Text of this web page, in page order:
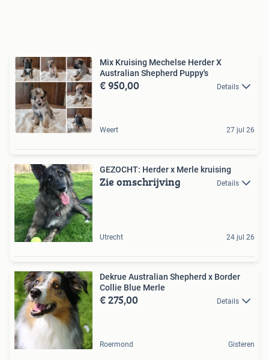
Mix Kruising Mechelse Herder X
Australian Shepherd Puppy's
€ 950,00 Details
Weert 27 jul 26
GEZOCHT: Herder x Merle kruising
Zie omschrijving Details
Utrecht 24 jul 26
Dekrue Australian Shepherd x Border
Collie Blue Merle
€ 275,00 Details
Roermond Gisteren